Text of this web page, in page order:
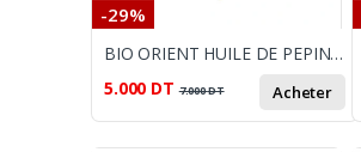
-29%
BIO ORIENT HUILE DE PEPIN DE COURGE 10ML
5.000 DT 7.000DT Acheter